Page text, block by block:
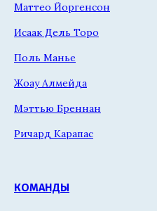
Маттео Йоргенсон
Исаак Дель Торо
Поль Манье
Жоау Алмейда
Мэттью Бреннан
Ричард Карапас
КОМАНДЫ